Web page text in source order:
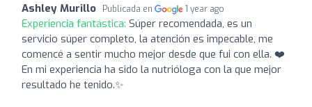
Ashley Murillo Publicada en 1 year ago
Experiencia fantástica: Súper recomendada, es un
servicio súper completo, la atención es impecable, me
comencé a sentir mucho mejor desde que fui con ella. ❤️‍
En mi experiencia ha sido la nutrióloga con la que mejor
resultado he tenido.✨